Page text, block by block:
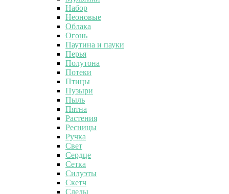
Набор
Неоновые
Облака
Огонь
Паутина и пауки
Перья
Полутона
Потеки
Птицы
Пузыри
Пыль
Пятна
Растения
Ресницы
Ручка
Свет
Сердце
Сетка
Силуэты
Скетч
Следы